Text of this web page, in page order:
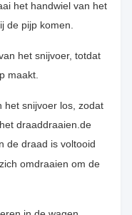
het handwiel van het
de pijp komen.
het snijvoer, totdat
maakt.
het snijvoer los, zodat
draaddraaien.de
de draad is voltooid
omdraaien om de